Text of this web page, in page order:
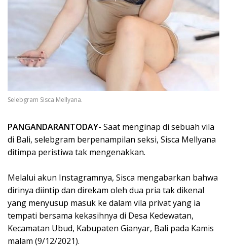
Selebgram Sisca Mellyana.
PANGANDARANTODAY- Saat menginap di sebuah vila
di Bali, selebgram berpenampilan seksi, Sisca Mellyana
ditimpa peristiwa tak mengenakkan. ⁣
Melalui akun Instagramnya, Sisca mengabarkan bahwa
dirinya diintip dan direkam oleh dua pria tak dikenal
yang menyusup masuk ke dalam vila privat yang ia
tempati bersama kekasihnya di Desa Kedewatan,
Kecamatan Ubud, Kabupaten Gianyar, Bali pada Kamis
malam (9/12/2021).⁣